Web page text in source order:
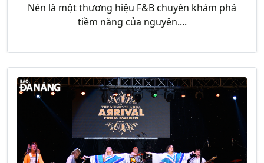
Nén là một thương hiệu F&B chuyên khám phá
tiềm năng của nguyên....